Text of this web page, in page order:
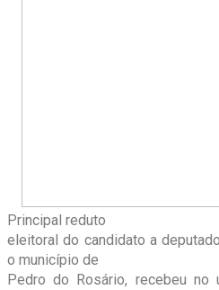
Principal reduto
eleitoral do candidato a
o município de
Pedro do Rosário, recebeu